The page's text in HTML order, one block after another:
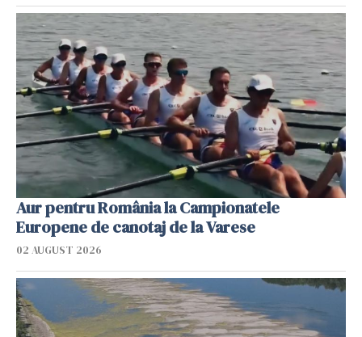
Aur pentru România la Campionatele
Europene de canotaj de la Varese
02 AUGUST 2026